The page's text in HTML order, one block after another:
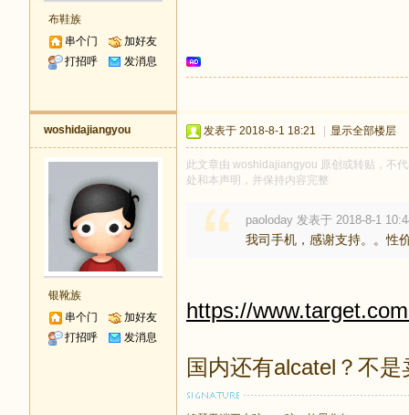
布鞋族
串个门
加好友
打招呼
发消息
woshidajiangyou
银靴族
串个门
加好友
打招呼
发消息
发表于 2018-8-1 18:21 显示全部楼层
此文章由 woshidajiangyou 原创或转贴，不
处和本声明，并保持内容完整
paoloday 发表于 2018-8-1
我司手机，感谢支持。。性
https://
国内还有alcatel？不